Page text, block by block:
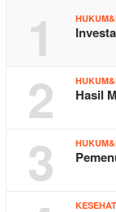
1
2 Hasil
3